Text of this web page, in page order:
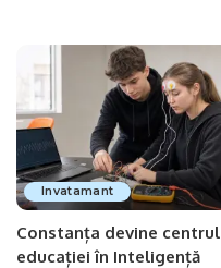
Invatamant
Constanța devine centrul
educației în Inteligență